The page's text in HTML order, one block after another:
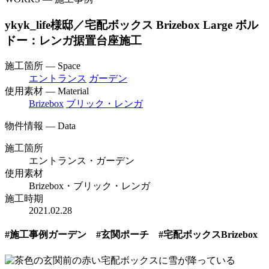
ykyk_life様邸／宅配ボックス Brizebox Large ボル
ドー：レンガ据置台座施工
施工箇所 — Space
エントランス ガーデン
使用素材 — Material
Brizebox ブリック・レンガ
物件情報 — Data
施工箇所
エントランス・ガーデン
使用素材
Brizebox・ブリック・レンガ
施工時期
2021.02.28
#施工事例ガーデン #玄関ポーチ #宅配ボックスBrizebox